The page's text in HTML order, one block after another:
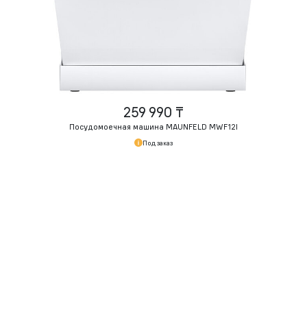
259 990 ₸
Посудомоечная машина MAUNFELD MWF12I
Под заказ